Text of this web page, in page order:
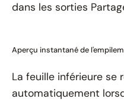
dans les sorties
Aperçu instantané de
La feuille inférieure se
automatiquement